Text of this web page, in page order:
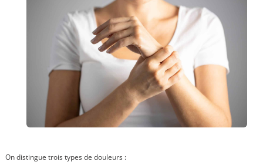
On distingue trois types de douleurs :